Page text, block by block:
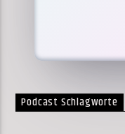
Podcast Schlagworte